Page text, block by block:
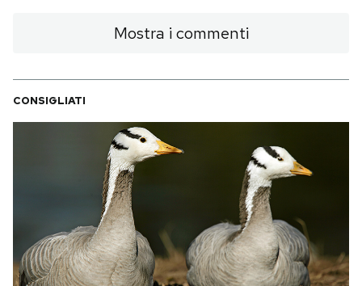
Mostra i commenti
CONSIGLIATI